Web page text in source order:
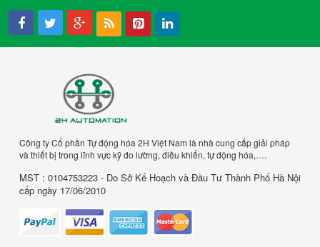
Công ty Cổ phần Tự động hóa 2H Việt Nam là nhà cung cấp giải pháp
và thiết bị trong lĩnh vực kỹ đo lường, điều khiển, tự động hóa,….
MST : 0104753223 - Do Sở Kế Hoạch và Đầu Tư Thành Phố Hà Nội
cấp ngày 17/06/2010